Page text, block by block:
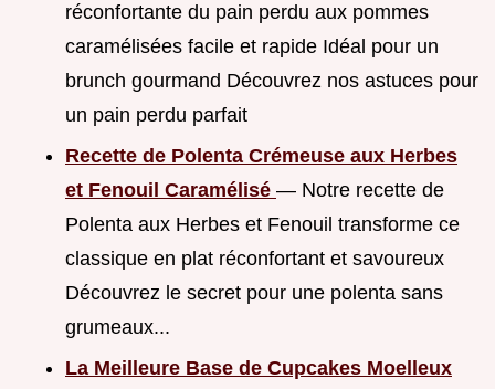
réconfortante du pain perdu aux pommes
caramélisées facile et rapide Idéal pour un
brunch gourmand Découvrez nos astuces pour
un pain perdu parfait
Recette de Polenta Crémeuse aux Herbes
et Fenouil Caramélisé — Notre recette de
Polenta aux Herbes et Fenouil transforme ce
classique en plat réconfortant et savoureux
Découvrez le secret pour une polenta sans
grumeaux...
La Meilleure Base de Cupcakes Moelleux